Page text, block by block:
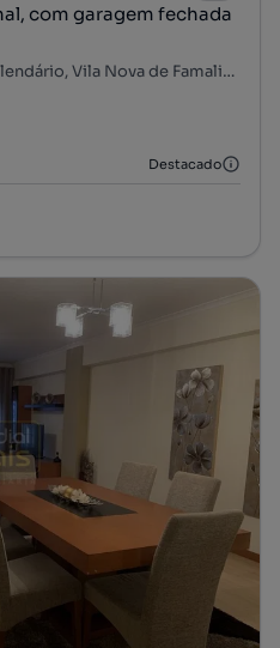
com garagem fechada
Vila Nova de Famalicão e Calendário, Vila Nova de Famalicão, Braga
Destacado